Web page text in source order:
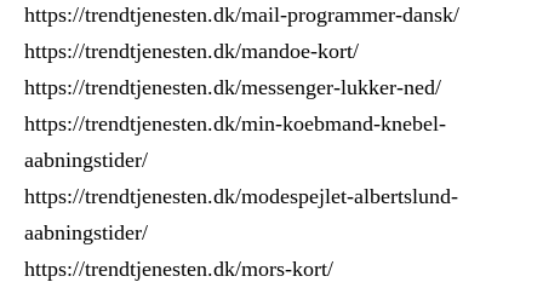
https://trendtjenesten.dk/mail-programmer-dansk/
https://trendtjenesten.dk/mandoe-kort/
https://trendtjenesten.dk/messenger-lukker-ned/
https://trendtjenesten.dk/min-koebmand-knebel-
aabningstider/
https://trendtjenesten.dk/modespejlet-albertslund-
aabningstider/
https://trendtjenesten.dk/mors-kort/